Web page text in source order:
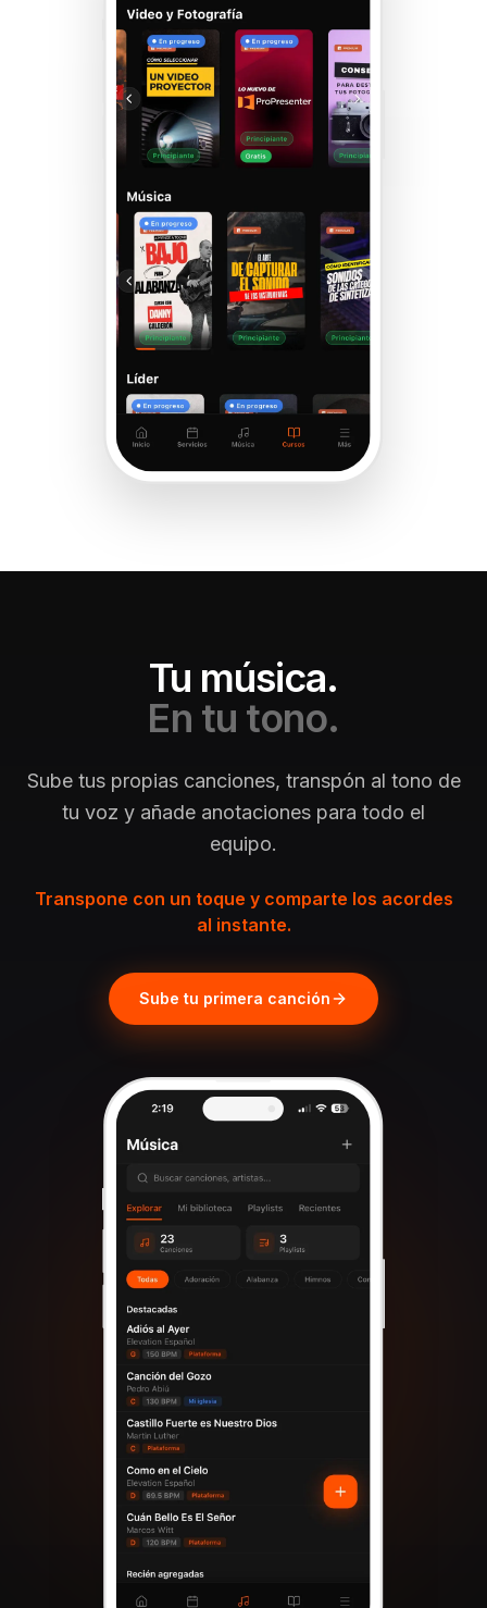
Tu música.
En tu tono.
Sube tus propias canciones, transpón al tono de
tu voz y añade anotaciones para todo el
equipo.
Transpone con un toque y comparte los acordes
al instante.
Sube tu primera canción